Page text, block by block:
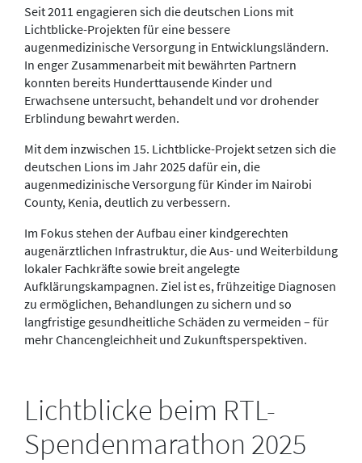
Seit 2011 engagieren sich die deutschen Lions mit
Lichtblicke-Projekten für eine bessere
augenmedizinische Versorgung in Entwicklungsländern.
In enger Zusammenarbeit mit bewährten Partnern
konnten bereits Hunderttausende Kinder und
Erwachsene untersucht, behandelt und vor drohender
Erblindung bewahrt werden.
Mit dem inzwischen 15. Lichtblicke-Projekt setzen sich die
deutschen Lions im Jahr 2025 dafür ein, die
augenmedizinische Versorgung für Kinder im Nairobi
County, Kenia, deutlich zu verbessern.
Im Fokus stehen der Aufbau einer kindgerechten
augenärztlichen Infrastruktur, die Aus- und Weiterbildung
lokaler Fachkräfte sowie breit angelegte
Aufklärungskampagnen. Ziel ist es, frühzeitige Diagnosen
zu ermöglichen, Behandlungen zu sichern und so
langfristige gesundheitliche Schäden zu vermeiden – für
mehr Chancengleichheit und Zukunftsperspektiven.
Lichtblicke beim RTL-
Spendenmarathon 2025